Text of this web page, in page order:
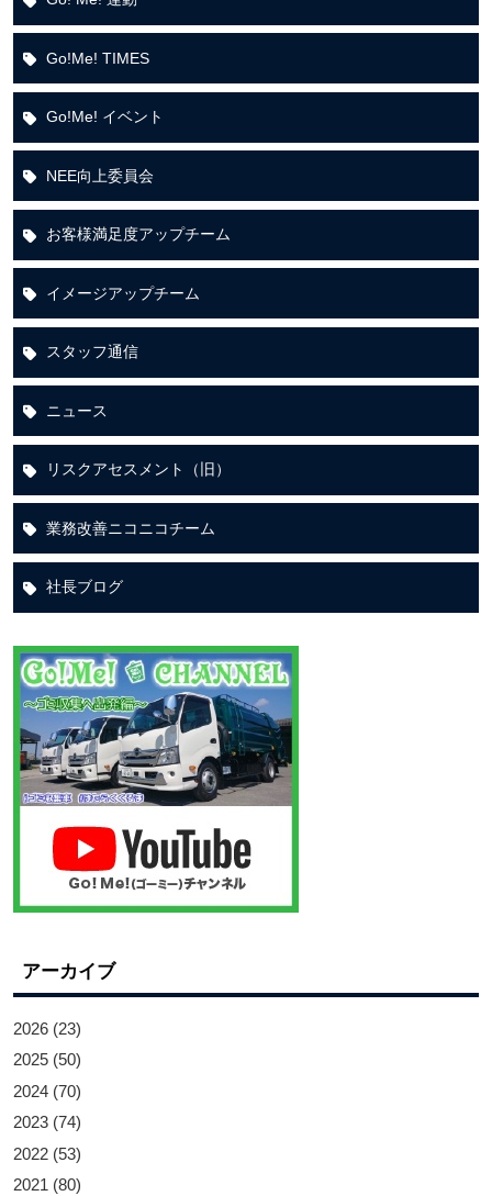
Go!Me! TIMES
Go!Me! イベント
NEE向上委員会
お客様満足度アップチーム
イメージアップチーム
スタッフ通信
ニュース
リスクアセスメント（旧）
業務改善ニコニコチーム
社長ブログ
アーカイブ
2026 (23)
2025 (50)
2024 (70)
2023 (74)
2022 (53)
2021 (80)